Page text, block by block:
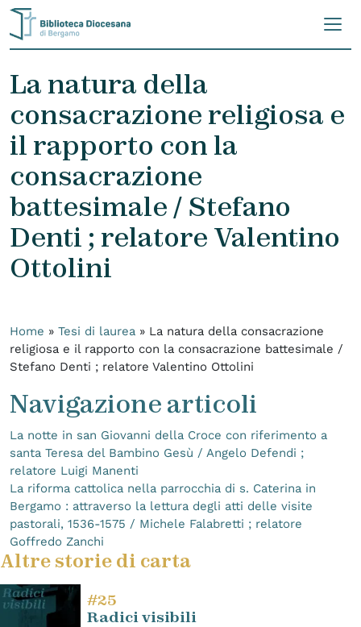
Skip to content
La natura della
consacrazione religiosa e
il rapporto con la
consacrazione
battesimale / Stefano
Denti ; relatore Valentino
Ottolini
Home » Tesi di laurea » La natura della consacrazione
religiosa e il rapporto con la consacrazione battesimale /
Stefano Denti ; relatore Valentino Ottolini
Navigazione articoli
La notte in san Giovanni della Croce con riferimento a
santa Teresa del Bambino Gesù / Angelo Defendi ;
relatore Luigi Manenti
La riforma cattolica nella parrocchia di s. Caterina in
Bergamo : attraverso la lettura degli atti delle visite
pastorali, 1536-1575 / Michele Falabretti ; relatore
Goffredo Zanchi
Altre storie di carta
#25
Radici visibili